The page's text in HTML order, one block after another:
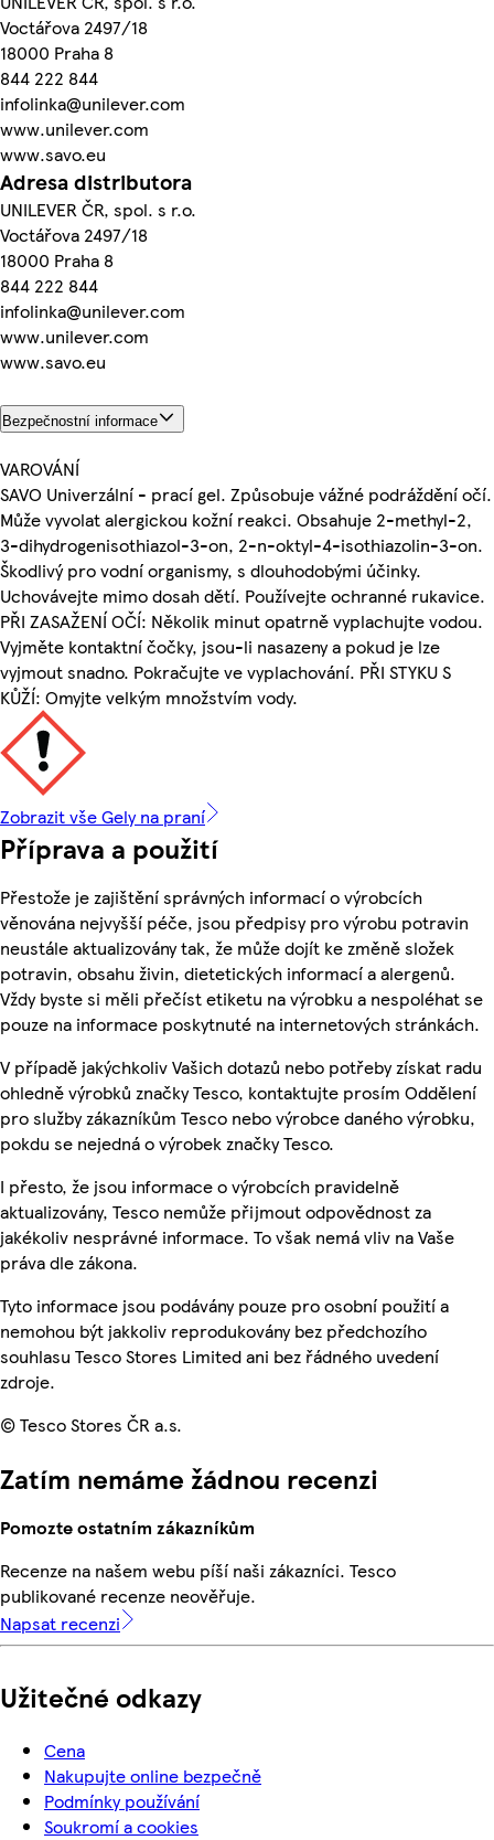
Voctářova 2497/18
18000 Praha 8
844 222 844
infolinka@unilever.com
www.unilever.com
www.savo.eu
Adresa distributora
UNILEVER ČR, spol. s r.o.
Voctářova 2497/18
18000 Praha 8
844 222 844
infolinka@unilever.com
www.unilever.com
www.savo.eu
Bezpečnostní informace
VAROVÁNÍ
SAVO Univerzální - prací gel. Způsobuje vážné podráždění očí.
Může vyvolat alergickou kožní reakci. Obsahuje 2-methyl-2,
3-dihydrogenisothiazol-3-on, 2-n-oktyl-4-isothiazolin-3-on.
Škodlivý pro vodní organismy, s dlouhodobými účinky.
Uchovávejte mimo dosah dětí. Používejte ochranné rukavice.
PŘI ZASAŽENÍ OČÍ: Několik minut opatrně vyplachujte vodou.
Vyjměte kontaktní čočky, jsou-li nasazeny a pokud je lze
vyjmout snadno. Pokračujte ve vyplachování. PŘI STYKU S
KŮŽÍ: Omyjte velkým množstvím vody.
Zobrazit vše Gely na praní
Příprava a použití
Přestože je zajištění správných informací o výrobcích
věnována nejvyšší péče, jsou předpisy pro výrobu potravin
neustále aktualizovány tak, že může dojít ke změně složek
potravin, obsahu živin, dietetických informací a alergenů.
Vždy byste si měli přečíst etiketu na výrobku a nespoléhat se
pouze na informace poskytnuté na internetových stránkách.
V případě jakýchkoliv Vašich dotazů nebo potřeby získat radu
ohledně výrobků značky Tesco, kontaktujte prosím Oddělení
pro služby zákazníkům Tesco nebo výrobce daného výrobku,
pokdu se nejedná o výrobek značky Tesco.
I přesto, že jsou informace o výrobcích pravidelně
aktualizovány, Tesco nemůže přijmout odpovědnost za
jakékoliv nesprávné informace. To však nemá vliv na Vaše
práva dle zákona.
Tyto informace jsou podávány pouze pro osobní použití a
nemohou být jakkoliv reprodukovány bez předchozího
souhlasu Tesco Stores Limited ani bez řádného uvedení
zdroje.
© Tesco Stores ČR a.s.
Zatím nemáme žádnou recenzi
Pomozte ostatním zákazníkům
Recenze na našem webu píší naši zákazníci. Tesco
publikované recenze neověřuje.
Napsat recenzi
Užitečné odkazy
Cena
Nakupujte online bezpečně
Podmínky používání
Soukromí a cookies